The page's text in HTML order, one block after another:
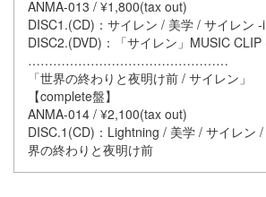
ANMA-013 / ¥1,800(tax out)
DISC1.(CD)：サイレン / 美学 / サイレン
DISC2.(DVD)：「サイレン」MUSIC
…………………………………………
「世界の終わりと夜明け前 / サイレン」
【complete盤】
ANMA-014 / ¥2,100(tax out)
DISC.1(CD)：Lightning / 美学 / サイレン
界の終わりと夜明け前